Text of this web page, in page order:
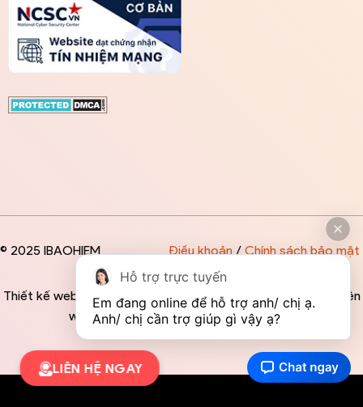
© 2025 IBAOHIEM
Thiết kế website độc quyền bởi IBAOHIEM - Mọi thông tin trên
website đều mang tính chất tham khảo
Điều khoản/ Chính sách bảo mật
LIÊN HỆ NGAY
Hỗ trợ trực tuyến
Em đang online để hỗ trợ anh/ chị ạ.
Anh/ chị cần trợ giúp gì vậy ạ?